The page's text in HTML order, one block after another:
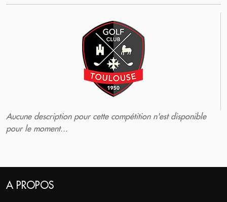
Aucune description pour cette compétition n'est disponible
pour le moment...
A PROPOS